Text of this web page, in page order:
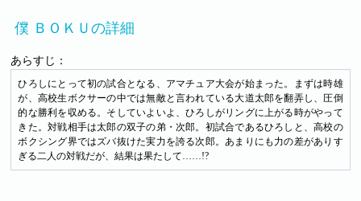
僕 ＢＯＫＵの詳細
あらすじ：
ひろしにとって初の試合となる、アマチュア大会が始まった。まずは時雄
が、高校生ボクサーの中では無敵と言われている大道太郎を翻弄し、圧倒
的な勝利を収める。そしていよいよ、ひろしがリングに上がる時がやって
きた。対戦相手は太郎の双子の弟・次郎。初試合であるひろしと、高校の
ボクシング界ではズバ抜けた実力を誇る次郎。あまりにも力の差がありす
ぎる二人の対戦だが、結果は果たして……!?